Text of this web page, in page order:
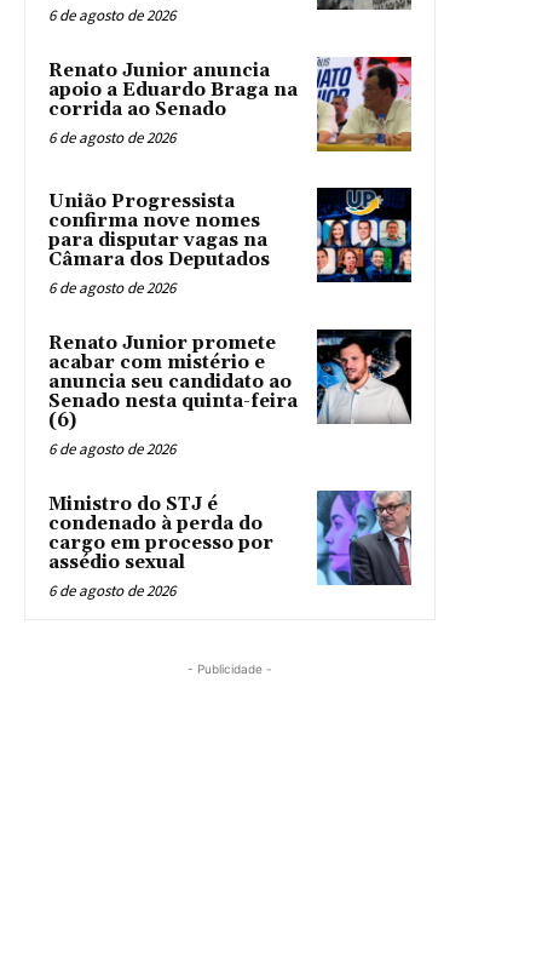
6 de agosto de 2026
Renato Junior anuncia
apoio a Eduardo Braga na
corrida ao Senado
6 de agosto de 2026
União Progressista
confirma nove nomes
para disputar vagas na
Câmara dos Deputados
6 de agosto de 2026
Renato Junior promete
acabar com mistério e
anuncia seu candidato ao
Senado nesta quinta-feira
(6)
6 de agosto de 2026
Ministro do STJ é
condenado à perda do
cargo em processo por
assédio sexual
6 de agosto de 2026
- Publicidade -